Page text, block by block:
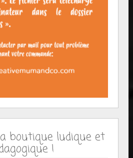
boutique ludique et
!